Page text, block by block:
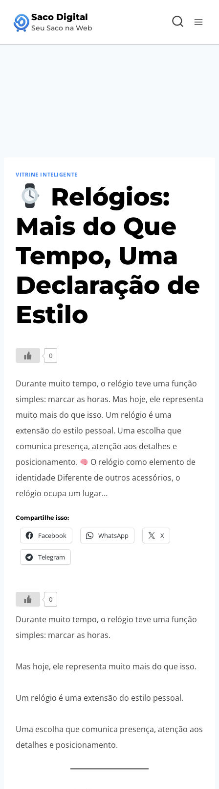
para
Saco Digital
Seu Saco na Web
VITRINE INTELIGENTE
Relógios:
Mais do Que
Tempo, Uma
Declaração de
Estilo
Angela
Gerhardt
0
Durante muito tempo, o relógio teve uma função
simples: marcar as horas. Mas hoje, ele representa
muito mais do que isso. Um relógio é uma
extensão do estilo pessoal. Uma escolha que
comunica presença, atenção aos detalhes e
posicionamento.
O relógio como elemento de
identidade Diferente de outros acessórios, o
relógio ocupa um lugar…
Compartilhe isso:
Facebook WhatsApp X
Telegram
0
Durante muito tempo, o relógio teve uma função
simples: marcar as horas.
Mas hoje, ele representa muito mais do que isso.
Um relógio é uma extensão do estilo pessoal.
Uma escolha que comunica presença, atenção aos
detalhes e posicionamento.